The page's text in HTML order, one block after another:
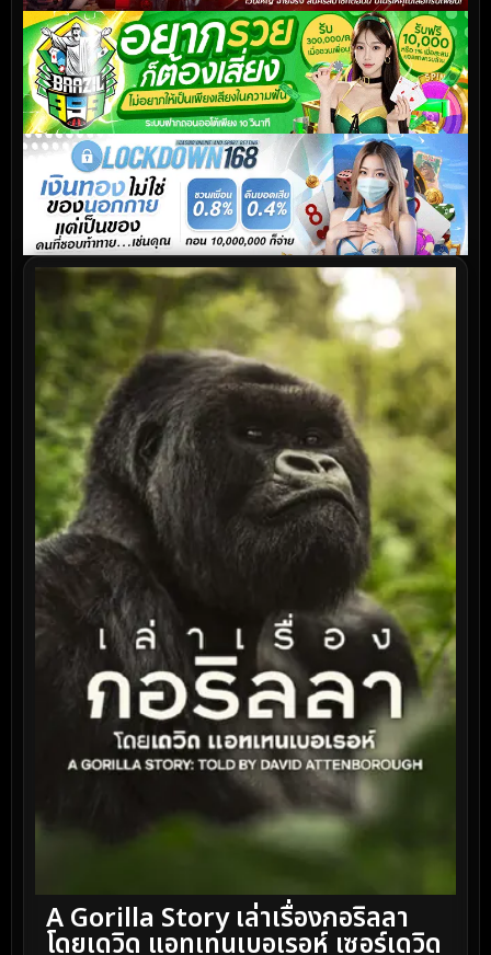
A Gorilla Story เล่าเรื่องกอริลลา
โดยเดวิด แอทเทนเบอเรอห์ เซอร์เดวิด